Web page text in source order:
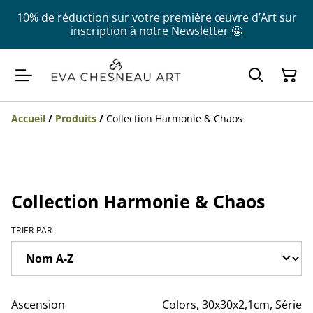
10% de réduction sur votre première œuvre d’Art sur
inscription à notre Newsletter 🤩
Accueil / Produits / Collection Harmonie & Chaos
Collection Harmonie & Chaos
TRIER PAR
Ascension
Colors, 30x30x2,1cm, Série